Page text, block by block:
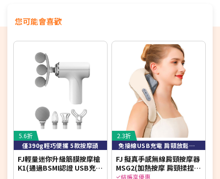
您可能會喜歡
5.6折
僅390g輕巧便攜 5款按摩頭
FJ輕量迷你升級筋膜按摩槍
K1(通過BSMI認證 USB充電
2.3折
免接線USB充電 肩頸放鬆方便攜帶使用
FJ 擬真手感無線肩頸按摩器
MSG2(加熱按摩 肩頸揉捏
禮品送禮必推 BSMI認證)
結帳享優惠